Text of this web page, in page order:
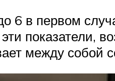
6 в первом
показатели,
между собой